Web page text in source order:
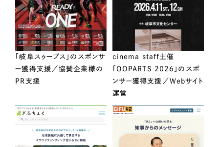
「岐阜スゥープス」のスポンサ
ー獲得支援／協賛企業様の
PR支援
cinema staff主催
「OOPARTS 2026」のスポ
ンサー獲得支援／Webサイト
運営